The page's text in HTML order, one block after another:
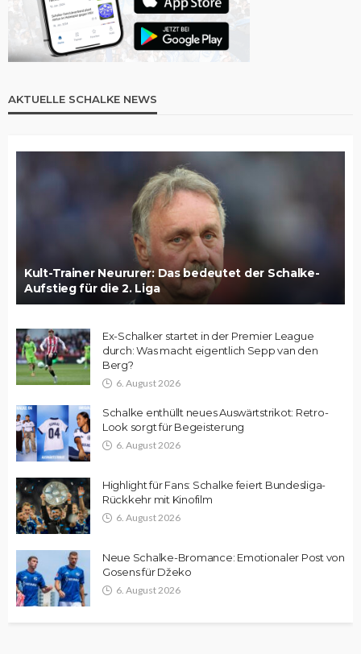
AKTUELLE SCHALKE NEWS
Kult-Trainer Neururer: Das bedeutet der Schalke-
Aufstieg für die 2. Liga
Ex-Schalker startet in der Premier League
durch: Was macht eigentlich Sepp van den
Berg?
6. August 2026
Schalke enthüllt neues Auswärtstrikot: Retro-
Look sorgt für Begeisterung
6. August 2026
Highlight für Fans: Schalke feiert Bundesliga-
Rückkehr mit Kinofilm
6. August 2026
Neue Schalke-Bromance: Emotionaler Post von
Gosens für Džeko
6. August 2026